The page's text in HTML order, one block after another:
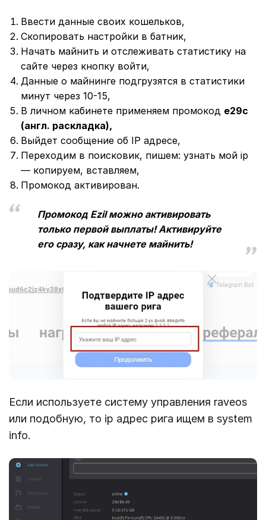
Ввести данные своих кошельков,
Скопировать настройки в батник,
Начать майнить и отслеживать статистику на
сайте через кнопку войти,
Данные о майнинге подгрузятся в статистики
минут через 10-15,
В личном кабинете применяем промокод e29c
(англ. раскладка),
Выйдет сообщение об IP адресе,
Переходим в поисковик, пишем: узнать мой ip
— копируем, вставляем,
Промокод активирован.
Промокод Ezil можно активировать
только первой выплаты! Активируйте
его сразу, как начнете майнить!
Если используете систему управления raveos
или подобную, то ip адрес рига ищем в system
info.